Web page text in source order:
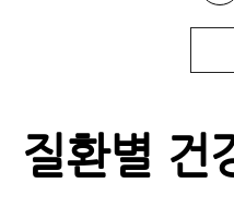
질환별 건